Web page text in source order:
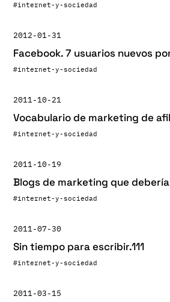
#internet-y-sociedad
2012-01-31
Facebook. 7 usuarios nuevos
#internet-y-sociedad
2011-10-21
Vocabulario de marketing de
#internet-y-sociedad
2011-10-19
Blogs de marketing que
#internet-y-sociedad
2011-07-30
Sin tiempo para escribir.111
#internet-y-sociedad
2011-03-15